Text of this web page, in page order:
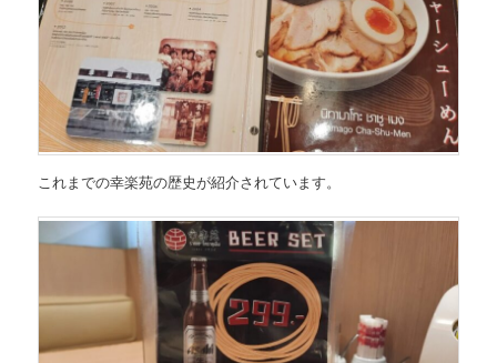
これまでの幸楽苑の歴史が紹介されています。